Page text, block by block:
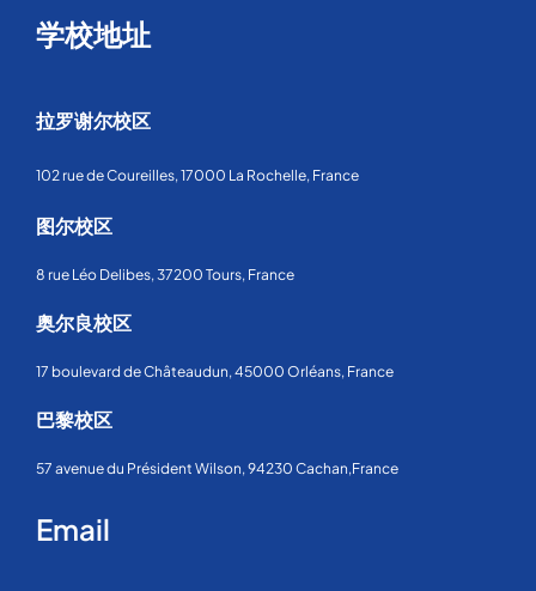
学校地址
拉罗谢尔校区
102 rue de Coureilles, 17000 La Rochelle, France
图尔校区
8 rue Léo Delibes, 37200 Tours, France
奥尔良校区
17 boulevard de Châteaudun, 45000 Orléans, France
巴黎校区
57 avenue du Président Wilson, 94230 Cachan,France
Email